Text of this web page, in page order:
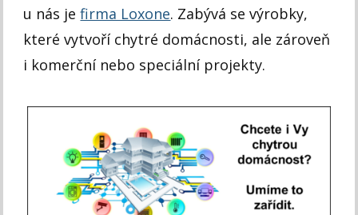
u nás jefirma Loxone. Zabývá se výrobky,
které vytvoří chytré domácnosti, ale zároveň
i komerční nebo speciální projekty.